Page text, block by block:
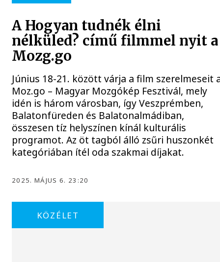
A Hogyan tudnék élni
nélküled? című filmmel nyit a
Mozg.go
Június 18-21. között várja a film szerelmeseit
Moz.go – Magyar Mozgókép Fesztivál, mely
idén is három városban, így Veszprémben,
Balatonfüreden és Balatonalmádiban,
összesen tíz helyszínen kínál kulturális
programot. Az öt tagból álló zsűri huszonkét
kategóriában ítél oda szakmai díjakat.
2025. MÁJUS 6. 23:20
KÖZÉLET